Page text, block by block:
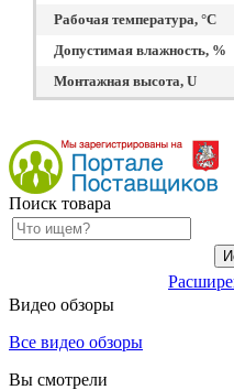
Рабочая температура, °C
Допустимая влажность, %
Монтажная высота, U
Поиск товара
Видео обзоры
Все видео обзоры
Вы смотрели